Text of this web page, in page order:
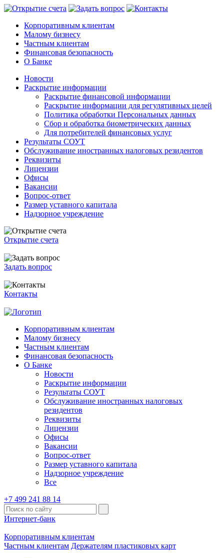
Корпоративным клиентам
Малому бизнесу
Частным клиентам
Финансовая безопасность
О Банке
Новости
Раскрытие информации
Раскрытие финансовой информации
Раскрытие информации для регулятивных целей
Политика обработки Персональных данных
Сбор и обработка биометрических данных
Для потребителей финансовых услуг
Результаты СОУТ
Обслуживание иностранных налоговых резидентов
Реквизиты
Лицензии
Офисы
Вакансии
Вопрос-ответ
Размер уставного капитала
Надзорное учреждение
Открытие счета
Задать вопрос
Контакты
Корпоративным клиентам
Малому бизнесу
Частным клиентам
Финансовая безопасность
О Банке
Новости
Раскрытие информации
Результаты СОУТ
Обслуживание иностранных налоговых
резидентов
Реквизиты
Лицензии
Офисы
Вакансии
Вопрос-ответ
Размер уставного капитала
Надзорное учреждение
Все
+7 499 241 88 14
Интернет-банк
Корпоративным клиентам
Частным клиентам Держателям пластиковых карт